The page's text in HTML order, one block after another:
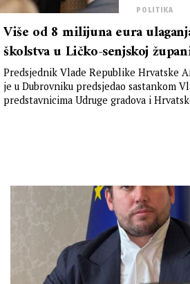
POLITIKA
Više od 8 milijuna eura
školstva u Ličko-senjskoj
Predsjednik Vlade Republike Hrvatske
je u Dubrovniku predsjedao sastankom
predstavnicima Udruge gradova i